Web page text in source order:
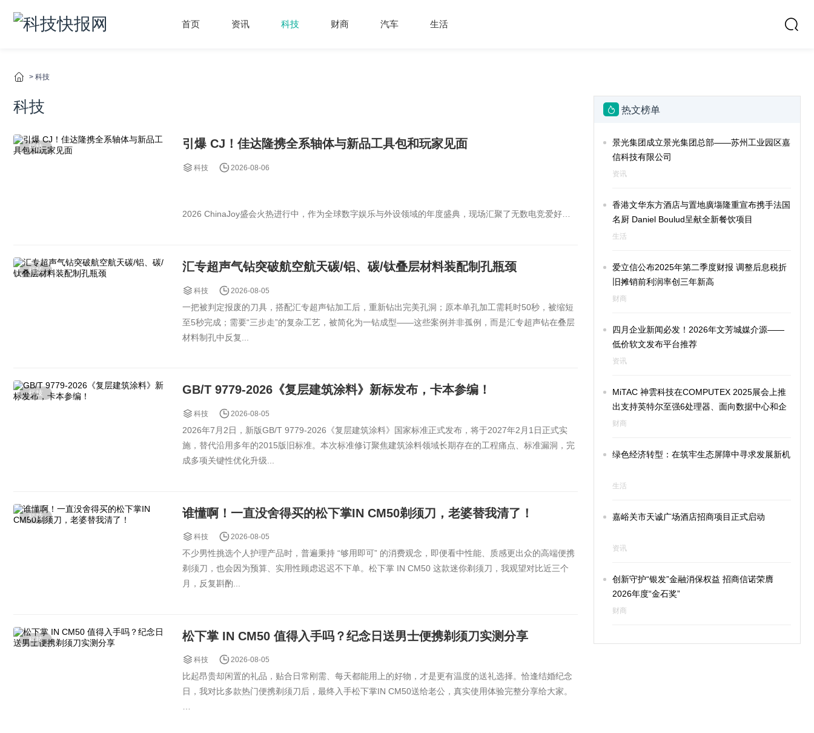
首页 资讯 科技 财商 汽车 生活
> 科技
科技
科技 引爆 CJ！佳达隆携全系轴体与新品工具包和玩家见面
科技 2026-08-06
2026 ChinaJoy盛会火热进行中，作为全球数字娱乐与外设领域的年度盛典，现场汇聚了无数电竞爱好
本次展会，佳达隆GATERON 携手变体精灵、乐歌两大品牌联合设...
科技 汇专超声气钻突破航空航天碳/铝、碳/钛叠层材料装配制孔瓶颈
科技 2026-08-05
一把被判定报废的刀具，搭配汇专超声钻加工后，重新钻出完美孔洞；原本单孔加工需耗时50秒，被缩短
至5秒完成；需要“三步走”的复杂工艺，被简化为一钻成型——这些案例并非孤例，而是汇专超声钻在叠层
材料制孔中反复...
科技 GB/T 9779-2026《复层建筑涂料》新标发布，卡本参编！
科技 2026-08-05
2026年7月2日，新版GB/T 9779-2026《复层建筑涂料》国家标准正式发布，将于2027年2月1日正式实
施，替代沿用多年的2015版旧标准。本次标准修订聚焦建筑涂料领域长期存在的工程痛点、标准漏洞，完
成多项关键性优化升级...
科技 谁懂啊！一直没舍得买的松下掌IN CM50剃须刀，老婆替我清了！
科技 2026-08-05
不少男性挑选个人护理产品时，普遍秉持 “够用即可” 的消费观念，即便看中性能、质感更出众的高端便携
剃须刀，也会因为预算、实用性顾虑迟迟不下单。松下掌 IN CM50 这款迷你剃须刀，我观望对比近三个
月，反复斟酌...
科技 松下掌 IN CM50 值得入手吗？纪念日送男士便携剃须刀实测分享
科技 2026-08-05
比起昂贵却闲置的礼品，贴合日常刚需、每天都能用上的好物，才是更有温度的送礼选择。恰逢结婚纪念
日，我对比多款热门便携剃须刀后，最终入手松下掌IN CM50送给老公，真实使用体验完整分享给大家。
热文榜单
景光集团成立景光集团总部——苏州工业园区嘉
信科技有限公司
资讯
香港文华东方酒店与置地廣塲隆重宣布携手法国
名厨 Daniel Boulud呈献全新餐饮项目
生活
爱立信公布2025年第二季度财报 调整后息税折
旧摊销前利润率创三年新高
财商
四月企业新闻必发！2026年文芳城媒介源——
低价软文发布平台推荐
资讯
MiTAC 神雲科技在COMPUTEX 2025展会上推
出支持英特尔至强6处理器、面向数据中心和企
业的全系列服务器阵容
财商
绿色经济转型：在筑牢生态屏障中寻求发展新机
生活
嘉峪关市天诚广场酒店招商项目正式启动‌
资讯
创新守护“银发”金融消保权益 招商信诺荣膺
2026年度“金石奖”
财商